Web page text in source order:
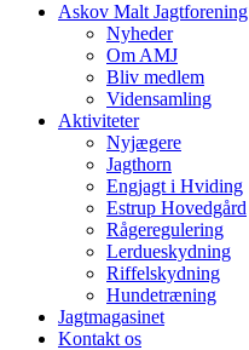
Askov Malt Jagtforening
Nyheder
Om AMJ
Bliv medlem
Vidensamling
Aktiviteter
Nyjægere
Jagthorn
Engjagt i Hviding
Estrup Hovedgård
Rågeregulering
Lerdueskydning
Riffelskydning
Hundetræning
Jagtmagasinet
Kontakt os